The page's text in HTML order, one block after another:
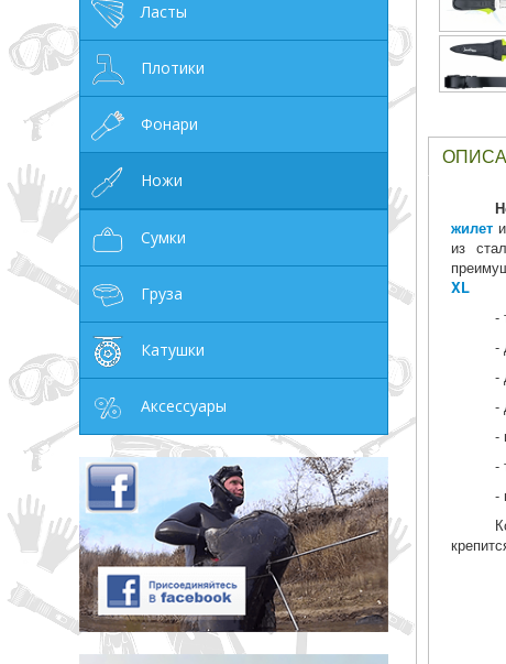
грн
ОТМЕНА
Ласты
Плотики
Фонари
Ножи
Сумки
Груза
Катушки
Аксессуары
жилет
из
XL
-
-
-
-
-
-
-